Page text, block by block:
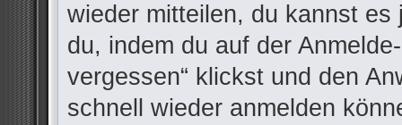
wieder mitteilen, du kannst
du, indem du auf der
vergessen“ klickst und den
schnell wieder anmelden